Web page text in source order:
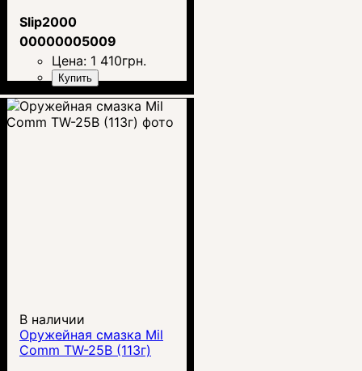
Slip2000
00000005009
Цена: 1 410грн.
Купить
В наличии
Оружейная смазка Mil
Comm TW-25B (113г)